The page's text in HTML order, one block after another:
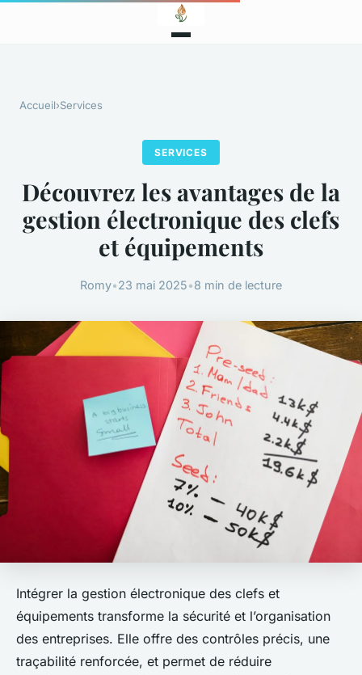
Accueil›Services
SERVICES
Découvrez les avantages de la
gestion électronique des clefs
et équipements
Romy•23 mai 2025•8 min de lecture
Intégrer la gestion électronique des clefs et
équipements transforme la sécurité et l’organisation
des entreprises. Elle offre des contrôles précis, une
traçabilité renforcée, et permet de réduire